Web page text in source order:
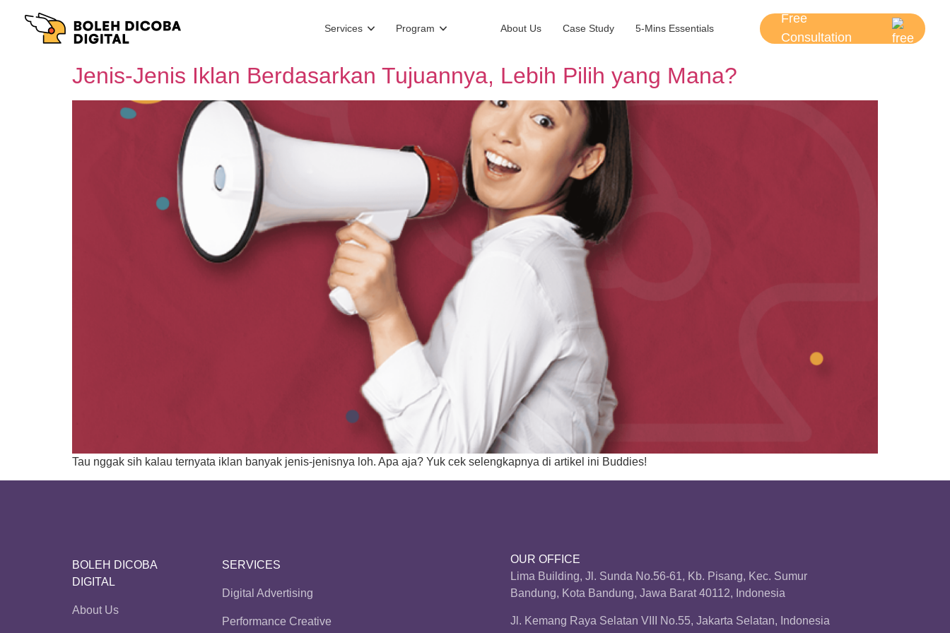
Services Program About Us Case Study 5-Mins Essentials
Free
Consultation
Jenis-Jenis Iklan Berdasarkan Tujuannya, Lebih Pilih yang Mana?
Tau nggak sih kalau ternyata iklan banyak jenis-jenisnya loh. Apa aja? Yuk cek selengkapnya di artikel ini Buddies!
BOLEH DICOBA
DIGITAL
About Us
SERVICES
Digital Advertising
Performance Creative
OUR OFFICE
Lima Building, Jl. Sunda No.56-61, Kb. Pisang, Kec. Sumur
Bandung, Kota Bandung, Jawa Barat 40112, Indonesia
Jl. Kemang Raya Selatan VIII No.55, Jakarta Selatan, Indonesia